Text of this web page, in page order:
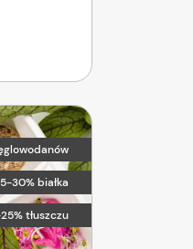
30% białka
tłuszczu